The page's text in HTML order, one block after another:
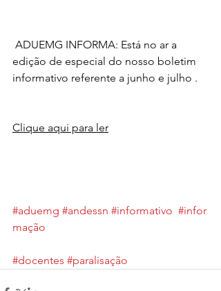
ADUEMG INFORMA: Está no ar a
edição de especial do nosso boletim
informativo referente a junho e julho .
Clique aqui para ler
#aduemg #andessn #informativo #infor
mação
#docentes #paralisação